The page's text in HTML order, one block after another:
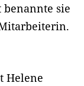
sie
Helene